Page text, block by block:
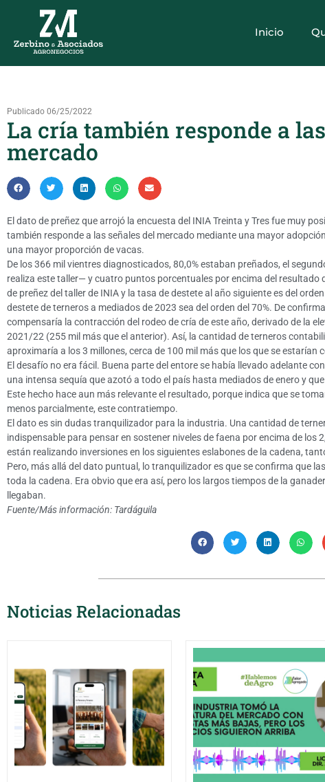
Inicio
Publicado 06/25/2022
La cría también responde a
mercado
El dato de preñez que arrojó la encuesta del INIA Treinta y Tres fue muy
también responde a las señales del mercado mediante una mayor
una mayor proporción de vacas.
De los 366 mil vientres diagnosticados, 80,0% estaban preñados, el
realiza este taller— y cuatro puntos porcentuales por encima del resultado
de preñez del taller de INIA y la tasa de destete al año siguiente es del
destete de terneros a mediados de 2023 sea del orden del 70%. De
compensaría la contracción del rodeo de cría de este año, derivado de la
2021/22 (255 mil más que el anterior). Así, la cantidad de terneros
aproximaría a los 3 millones, cerca de 100 mil más que los que se estarían
El desafío no era fácil. Buena parte del entore se había llevado adelante
una intensa sequía que azotó a todo el país hasta mediados de enero y
Este hecho hace aun más relevante el resultado, porque indica que se
menos parcialmente, este contratiempo.
El dato es sin dudas tranquilizador para la industria. Una cantidad de
indispensable para pensar en sostener niveles de faena por encima de los
están realizando inversiones en los siguientes eslabones de la cadena,
Pero, más allá del dato puntual, lo tranquilizador es que se confirma que
toda la cadena. Era obvio que era así, pero los largos tiempos de la
llegaban.
Fuente/Más información: Tardáguila
Noticias Relacionadas